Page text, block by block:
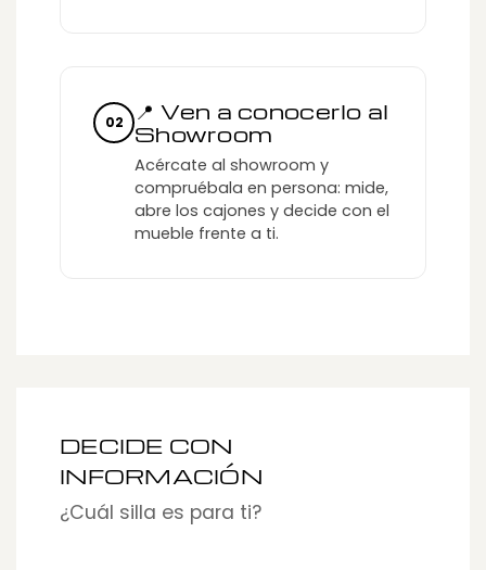
02
📍 Ven a conocerlo al
Showroom
Acércate al showroom y
compruébala en persona: mide,
abre los cajones y decide con el
mueble frente a ti.
DECIDE CON
INFORMACIÓN
¿Cuál silla es para ti?